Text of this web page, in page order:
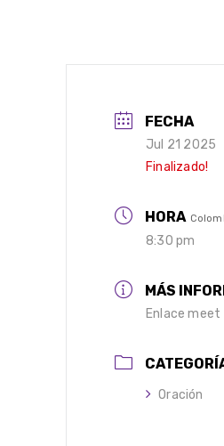
FECHA
Jul 21 2025
Finalizado!
HORA
8:30 pm
MÁS
Enlace meet
Oración